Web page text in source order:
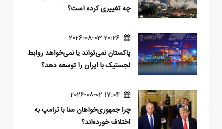
چه تغییری کرده است؟
20:26 2026-08-03
پاکستان نمی‌تواند یا نمی‌خواهد روابط
لجستیک با ایران را توسعه دهد؟
17:04 2026-08-02
چرا جمهوری‌خواهان سنا با ترامپ به
اختلاف خورده‌اند؟